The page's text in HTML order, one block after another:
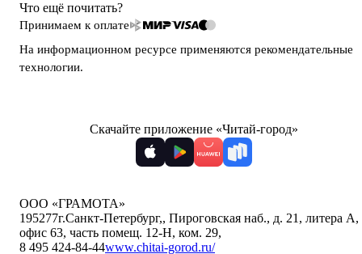
Что ещё почитать?
Принимаем к оплате
На информационном ресурсе применяются рекомендательные
технологии.
Скачайте приложение «Читай-город»
ООО «ГРАМОТА»
195277г.Санкт-Петербург,, Пироговская наб., д. 21, литера А,
офис 63, часть помещ. 12-Н, ком. 29,
8 495 424-84-44www.chitai-gorod.ru/